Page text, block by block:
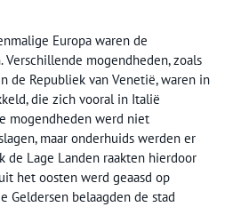
Europa waren de
mogendheden, zoals
de Republiek van Venetië, waren in
die zich vooral in Italië
mogendheden werd niet
maar onderhuids werden er
de Lage Landen raakten hierdoor
het oosten werd geaasd op
Geldersen belaagden de stad